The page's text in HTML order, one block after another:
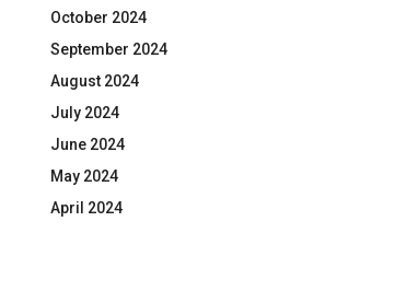
October 2024
September 2024
August 2024
July 2024
June 2024
May 2024
April 2024